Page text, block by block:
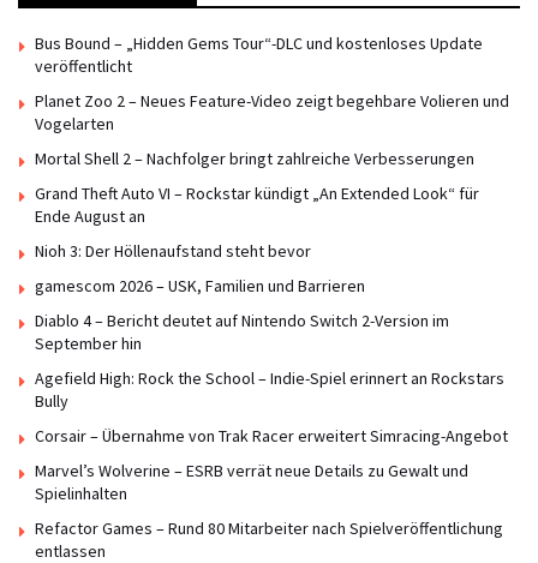
Bus Bound – „Hidden Gems Tour“-DLC und kostenloses Update
veröffentlicht
Planet Zoo 2 – Neues Feature-Video zeigt begehbare Volieren und
Vogelarten
Mortal Shell 2 – Nachfolger bringt zahlreiche Verbesserungen
Grand Theft Auto VI – Rockstar kündigt „An Extended Look“ für
Ende August an
Nioh 3: Der Höllenaufstand steht bevor
gamescom 2026 – USK, Familien und Barrieren
Diablo 4 – Bericht deutet auf Nintendo Switch 2-Version im
September hin
Agefield High: Rock the School – Indie-Spiel erinnert an Rockstars
Bully
Corsair – Übernahme von Trak Racer erweitert Simracing-Angebot
Marvel’s Wolverine – ESRB verrät neue Details zu Gewalt und
Spielinhalten
Refactor Games – Rund 80 Mitarbeiter nach Spielveröffentlichung
entlassen